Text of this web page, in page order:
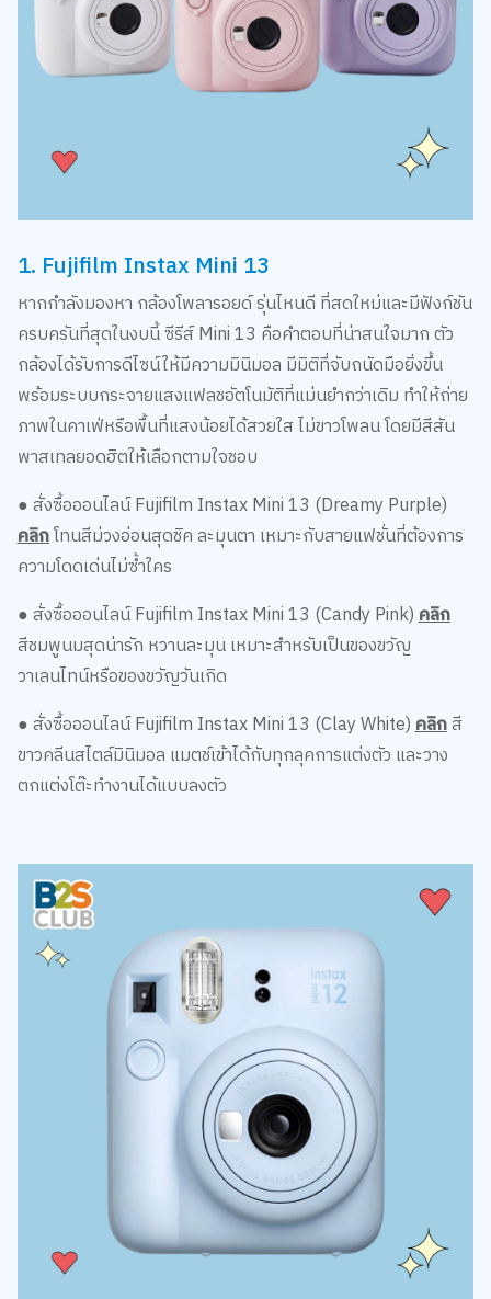
1. Fujifilm Instax Mini 13
หากกำลังมองหา กล้องโพลารอยด์ รุ่นไหนดี ที่สดใหม่และมีฟังก์ชัน
ครบครันที่สุดในงบนี้ ซีรีส์ Mini 13 คือคำตอบที่น่าสนใจมาก ตัว
กล้องได้รับการดีไซน์ให้มีความมินิมอล มีมิติที่จับถนัดมือยิ่งขึ้น
พร้อมระบบกระจายแสงแฟลชอัตโนมัติที่แม่นยำกว่าเดิม ทำให้ถ่าย
ภาพในคาเฟ่หรือพื้นที่แสงน้อยได้สวยใส ไม่ขาวโพลน โดยมีสีสัน
พาสเทลยอดฮิตให้เลือกตามใจชอบ
● สั่งซื้อออนไลน์ Fujifilm Instax Mini 13 (Dreamy Purple)
คลิกโทนสีม่วงอ่อนสุดชิค ละมุนตา เหมาะกับสายแฟชั่นที่ต้องการ
ความโดดเด่นไม่ซ้ำใคร
● สั่งซื้อออนไลน์ Fujifilm Instax Mini 13 (Candy Pink)คลิก
สีชมพูนมสุดน่ารัก หวานละมุน เหมาะสำหรับเป็นของขวัญ
วาเลนไทน์หรือของขวัญวันเกิด
● สั่งซื้อออนไลน์ Fujifilm Instax Mini 13 (Clay White)คลิกสี
ขาวคลีนสไตล์มินิมอล แมตช์เข้าได้กับทุกลุคการแต่งตัว และวาง
ตกแต่งโต๊ะทำงานได้แบบลงตัว